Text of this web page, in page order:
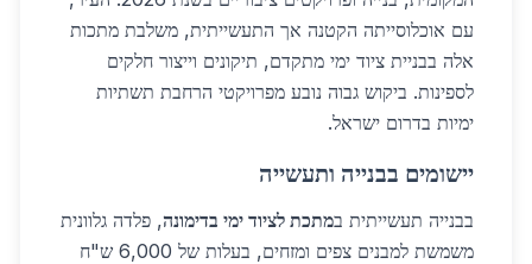
עם אוכלוסייתה הקטנה אך התעשייתית, משלבת מתכות
אלה בבניית ציוד ימי מתקדם, תיקונים וייצור חלקים
לספינות. ביקוש גבוה נובע מפרויקטי הרחבת תשתיות
ימיות בדרום ישראל.
יישומים בבנייה ותעשייה
בבנייה תעשייתית במתכת לציוד ימי בדימונה, פלדה גלוונית
משמשת למבנים צפים ומזחים, בעלות של 6,000 ש"ח